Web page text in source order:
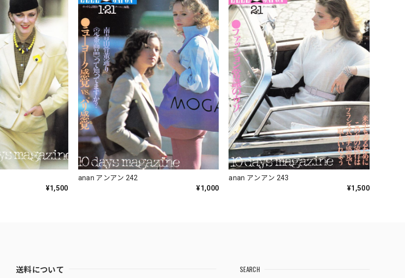
¥1,500
anan アンアン 242
¥1,000
anan アンアン 243
¥1,500
送料について SEARCH